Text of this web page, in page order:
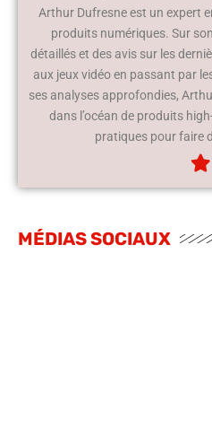
Arthur Dufresne est un expert
produits numériques. Sur
détaillés et des avis sur les
aux jeux vidéo en passant par
ses analyses approfondies,
dans l’océan de produits
pratiques pour faire
MÉDIAS SOCIAUX